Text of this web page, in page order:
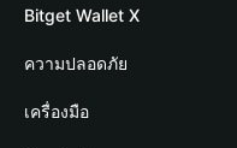
Blog
Academy
ข่าวสารด้านคริปโต
Crypto Card
Stablecoin Earn
Payfi Crypto
Bitget Wallet X
นักพัฒนา
เชื่อมต่อ Wallet
ความปลอดภัย
Protection Fund
เครื่องมือ